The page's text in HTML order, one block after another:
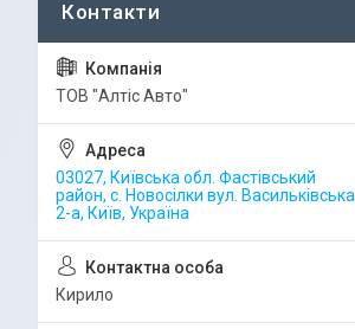
ТОВ "Алтіс Авто"
03027, Київська обл. Фастівський
район, с. Новосілки вул. Васильківська
2-а, Київ, Україна
Кирило